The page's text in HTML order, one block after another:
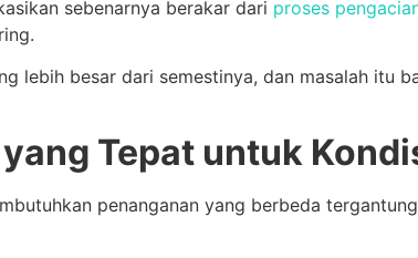
sebenarnya berakar dari proses
lebih besar dari semestinya, dan masalah itu
Tepat untuk
penanganan yang berbeda